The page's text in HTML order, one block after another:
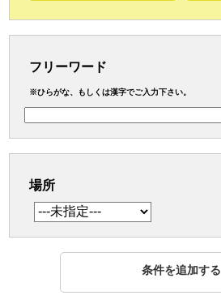
フリーワード
※ひらがな、もしくは漢字でご入力下さい。
場所
条件を追加する